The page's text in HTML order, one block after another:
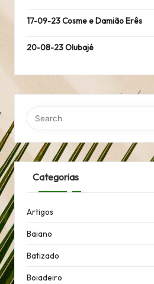
17-09-23 Cosme e Damião Erês
20-08-23 Olubajé
Categorias
Artigos
Baiano
Batizado
Boiadeiro